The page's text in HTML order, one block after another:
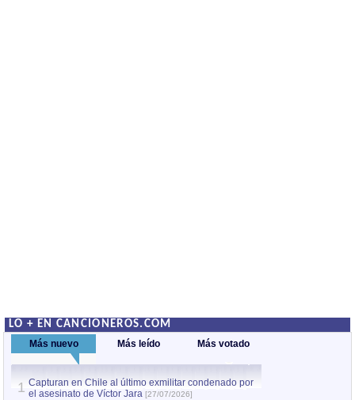
LO + EN CANCIONEROS.COM
Más nuevo Más leído Más votado
1 Capturan en Chile al último exmilitar condenado por
el asesinato de Víctor Jara [27/07/2026]